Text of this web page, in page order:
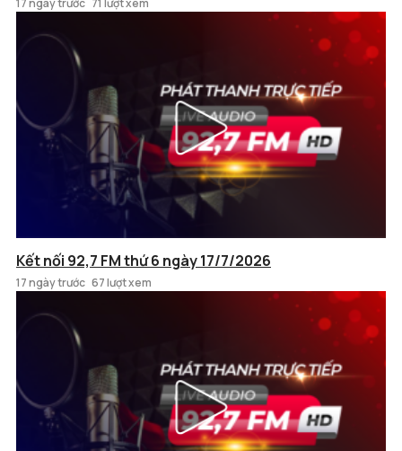
17 ngày trước 71 lượt xem
Kết nối 92,7 FM thứ 6 ngày 17/7/2026
17 ngày trước 67 lượt xem